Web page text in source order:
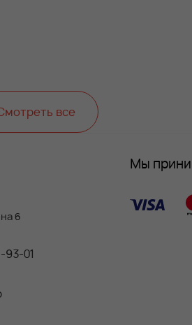
все
6
93-01
Мы